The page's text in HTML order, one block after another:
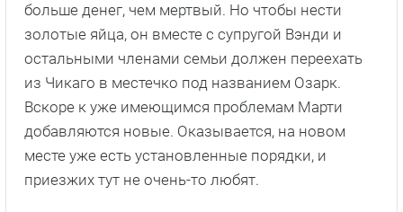
больше денег, чем мертвый. Но чтобы нести
золотые яйца, он вместе с супругой Вэнди и
остальными членами семьи должен переехать
из Чикаго в местечко под названием Озарк.
Вскоре к уже имеющимся проблемам Марти
добавляются новые. Оказывается, на новом
месте уже есть установленные порядки, и
приезжих тут не очень-то любят.